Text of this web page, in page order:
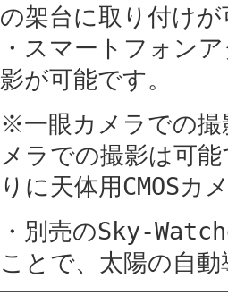
の架台に取り付け
・スマートフォン
影が可能です。
※一眼カメラでの撮
メラでの撮影は可
りに天体用CMOSカ
・別売のSky-
ことで、太陽の自